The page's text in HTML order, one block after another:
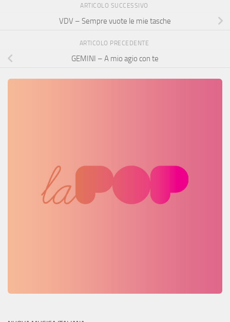
ARTICOLO SUCCESSIVO
VDV – Sempre vuote le mie tasche
ARTICOLO PRECEDENTE
GEMINI – A mio agio con te